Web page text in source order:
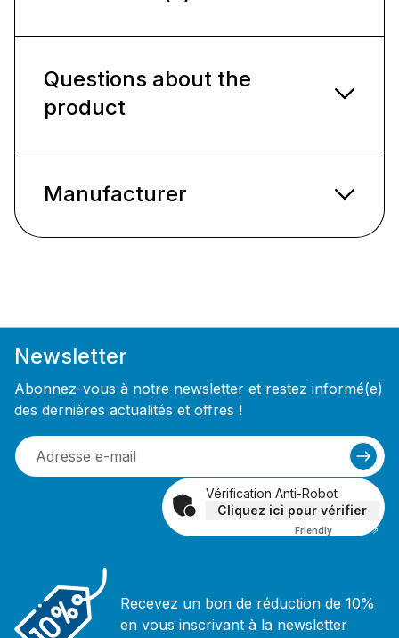
Questions about the
product
Manufacturer
Newsletter
Abonnez-vous à notre newsletter et restez informé(e)
des dernières actualités et offres !
Vérification Anti-Robot
Cliquez ici pour vérifier
Friendly Captcha ⇗
Recevez un bon de réduction de 10%
en vous inscrivant à la newsletter